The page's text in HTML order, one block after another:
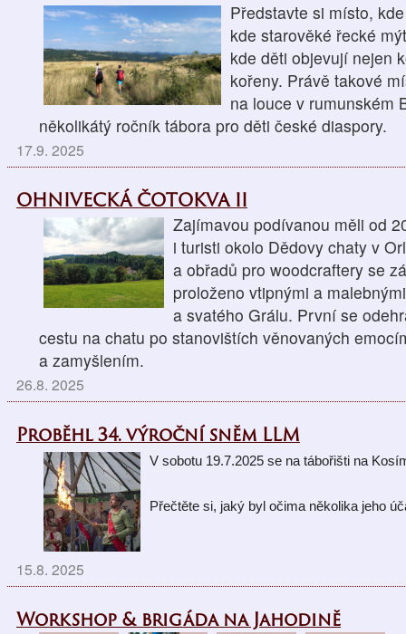
Představte si místo,
kde starověké řecké
kde děti objevují nejen
kořeny. Právě takové
na louce v rumunském
několikátý ročník tábora pro děti české diaspory.
17.9. 2025
OHNIVECKÁ ČOTOKVA II
Zajímavou podívanou měli od
i turisti okolo Dědovy chaty v
a obřadů pro woodcraftery se
proloženo vtipnými a
a svatého Grálu. První se
cestu na chatu po stanovištích věnovaných
a zamyšlením.
26.8. 2025
Proběhl 34. výroční sněm LLM
V sobotu 19.7.2025 se na tábořišti na
Přečtěte si, jaký byl očima několika jeho
15.8. 2025
Workshop & brigáda na Jahodině